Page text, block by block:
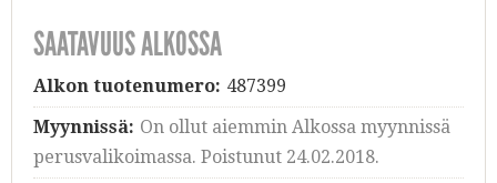
SAATAVUUS ALKOSSA
Alkon tuotenumero: 487399
Myynnissä: On ollut aiemmin Alkossa myynnissä
perusvalikoimassa. Poistunut 24.02.2018.